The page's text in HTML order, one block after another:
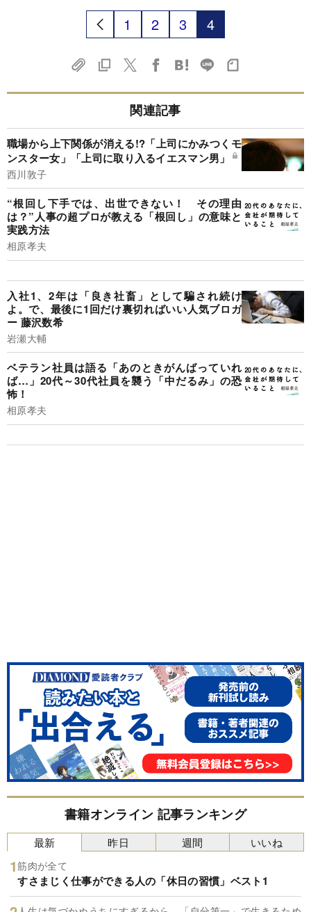
1 2 3 4
関連記事
職場から上下関係が消える!?「上司にかみつくモ
ンスター女」「上司に取り入るイエスマン男」
西川敦子
“根回し下手では、出世できない！ その理由
は？”人事の超プロが教える「根回し」の意味と
実践方法
相原孝夫
入社1、2年は「良き社畜」として騙され続け
よ。で、最後に1回だけ裏切ればいい人気ブロガ
ー 藤沢数希
岩瀬大輔
ベテラン社員は語る「あのときがんばっていれ
ば…」20代～30代社員を襲う「中だるみ」の恐
怖！
相原孝夫
書籍オンライン 記事ランキング
最新
筋肉が全て
すさまじく仕事ができる人の「休日の習慣」ベスト1
昨日 週間 いいね